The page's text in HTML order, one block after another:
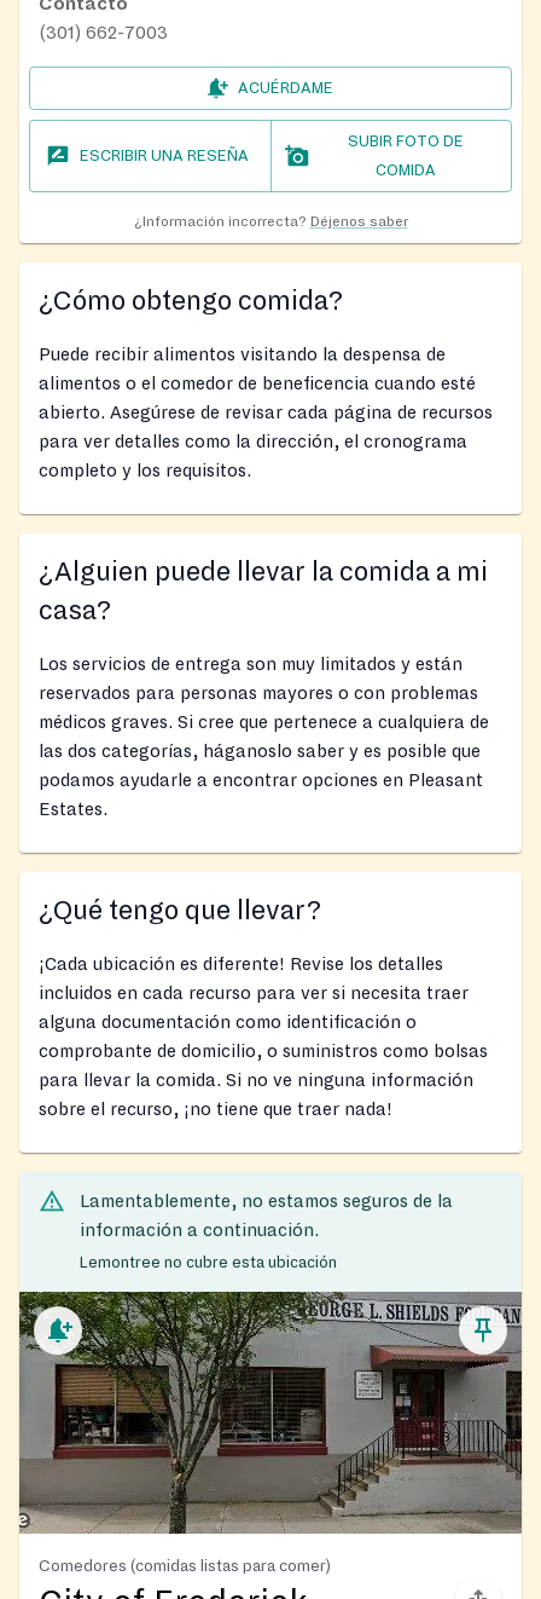
(301) 662-7003
ACUÉRDAME
ESCRIBIR UNA RESEÑA
SUBIR FOTO DE
COMIDA
¿Información incorrecta? Déjenos saber
¿Cómo obtengo comida?
Puede recibir alimentos visitando la despensa de
alimentos o el comedor de beneficencia cuando esté
abierto. Asegúrese de revisar cada página de recursos
para ver detalles como la dirección, el cronograma
completo y los requisitos.
¿Alguien puede llevar la comida a mi
casa?
Los servicios de entrega son muy limitados y están
reservados para personas mayores o con problemas
médicos graves. Si cree que pertenece a cualquiera de
las dos categorías, háganoslo saber y es posible que
podamos ayudarle a encontrar opciones en Pleasant
Estates.
¿Qué tengo que llevar?
¡Cada ubicación es diferente! Revise los detalles
incluidos en cada recurso para ver si necesita traer
alguna documentación como identificación o
comprobante de domicilio, o suministros como bolsas
para llevar la comida. Si no ve ninguna información
sobre el recurso, ¡no tiene que traer nada!
Lamentablemente, no estamos seguros de la
información a continuación.
Lemontree no cubre esta ubicación
Comedores (comidas listas para comer)